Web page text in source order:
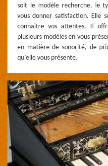
soit le modèle recherche, le
vous donner satisfaction. Elle
connaitre vos attentes. Il
plusieurs modèles en vous
en matière de sonorité, de
qu’elle vous présente.